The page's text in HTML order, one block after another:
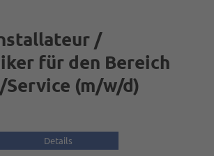
/
für den Bereich
(m/w/d)
Details